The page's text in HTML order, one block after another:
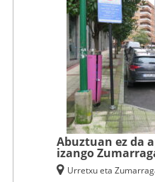
Abuztuan ez da
izango
Urretxu eta